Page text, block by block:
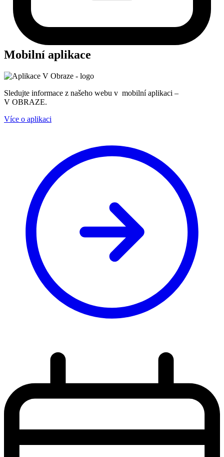
Mobilní aplikace
Sledujte informace z našeho webu v mobilní aplikaci –
V OBRAZE.
Více o aplikaci